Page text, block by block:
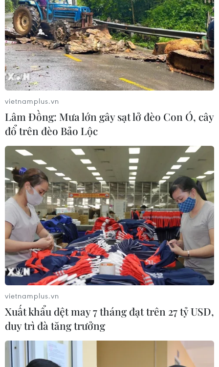
vietnamplus.vn
Lâm Đồng: Mưa lớn gây sạt lở đèo Con Ó, cây
đổ trên đèo Bảo Lộc
vietnamplus.vn
Xuất khẩu dệt may 7 tháng đạt trên 27 tỷ USD,
duy trì đà tăng trưởng